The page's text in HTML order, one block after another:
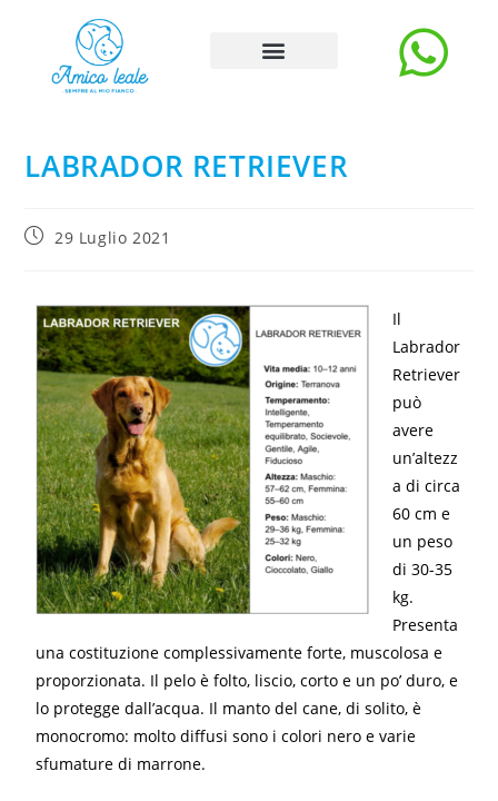
LABRADOR RETRIEVER
29 Luglio 2021
Il
Labrador
Retriever
può
avere
un’altezz
a di circa
60 cm e
un peso
di 30-35
kg.
Presenta
una costituzione complessivamente forte, muscolosa e
proporzionata. Il pelo è folto, liscio, corto e un po’ duro, e
lo protegge dall’acqua. Il manto del cane, di solito, è
monocromo: molto diffusi sono i colori nero e varie
sfumature di marrone.